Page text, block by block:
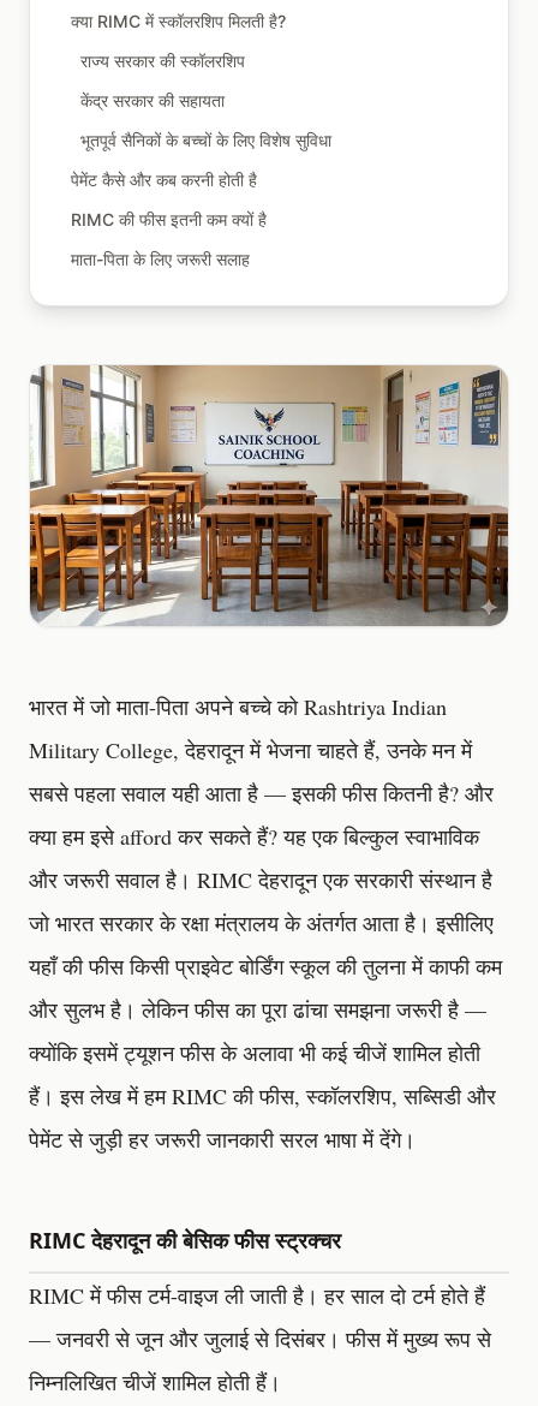
भारत में जो माता-पिता अपने बच्चे को Rashtriya Indian
Military College, देहरादून में भेजना चाहते हैं, उनके मन में
सबसे पहला सवाल यही आता है — इसकी फीस कितनी है? और
क्या हम इसे afford कर सकते हैं? यह एक बिल्कुल स्वाभाविक
और जरूरी सवाल है। RIMC देहरादून एक सरकारी संस्थान है
जो भारत सरकार के रक्षा मंत्रालय के अंतर्गत आता है। इसीलिए
यहाँ की फीस किसी प्राइवेट बोर्डिंग स्कूल की तुलना में काफी कम
और सुलभ है। लेकिन फीस का पूरा ढांचा समझना जरूरी है —
क्योंकि इसमें ट्यूशन फीस के अलावा भी कई चीजें शामिल होती
हैं। इस लेख में हम RIMC की फीस, स्कॉलरशिप, सब्सिडी और
पेमेंट से जुड़ी हर जरूरी जानकारी सरल भाषा में देंगे।
RIMC देहरादून की बेसिक फीस स्ट्रक्चर
RIMC में फीस टर्म-वाइज ली जाती है। हर साल दो टर्म होते हैं
— जनवरी से जून और जुलाई से दिसंबर। फीस में मुख्य रूप से
निम्नलिखित चीजें शामिल होती हैं।
क्या RIMC में स्कॉलरशिप मिलती है?
राज्य सरकार की स्कॉलरशिप
केंद्र सरकार की सहायता
भूतपूर्व सैनिकों के बच्चों के लिए विशेष सुविधा
पेमेंट कैसे और कब करनी होती है
RIMC की फीस इतनी कम क्यों है
माता-पिता के लिए जरूरी सलाह